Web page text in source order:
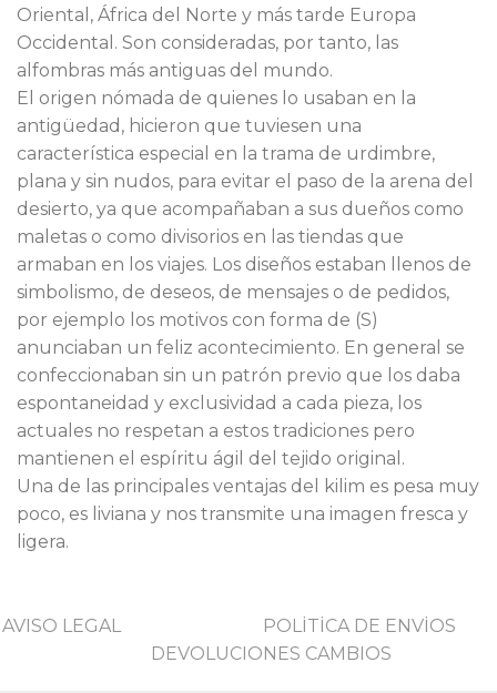
Oriental, África del Norte y más tarde Europa
Occidental. Son consideradas, por tanto, las
alfombras más antiguas del mundo.
El origen nómada de quienes lo usaban en la
antigüedad, hicieron que tuviesen una
característica especial en la trama de urdimbre,
plana y sin nudos, para evitar el paso de la arena del
desierto, ya que acompañaban a sus dueños como
maletas o como divisorios en las tiendas que
armaban en los viajes. Los diseños estaban llenos de
simbolismo, de deseos, de mensajes o de pedidos,
por ejemplo los motivos con forma de (S)
anunciaban un feliz acontecimiento. En general se
confeccionaban sin un patrón previo que los daba
espontaneidad y exclusividad a cada pieza, los
actuales no respetan a estos tradiciones pero
mantienen el espíritu ágil del tejido original.
Una de las principales ventajas del kilim es pesa muy
poco, es liviana y nos transmite una imagen fresca y
ligera.
AVISO LEGAL
POLİTİCA DE ENVİOS
DEVOLUCIONES CAMBIOS